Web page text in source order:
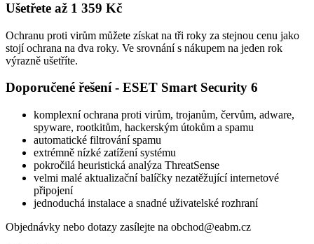
Ušetřete až 1 359 Kč
Ochranu proti virům můžete získat na tři roky za stejnou cenu jako
stojí ochrana na dva roky. Ve srovnání s nákupem na jeden rok
výrazně ušetříte.
Doporučené řešení - ESET Smart Security 6
komplexní ochrana proti virům, trojanům, červům, adware,
spyware, rootkitům, hackerským útokům a spamu
automatické filtrování spamu
extrémně nízké zatížení systému
pokročilá heuristická analýza ThreatSense
velmi malé aktualizační balíčky nezatěžující internetové
připojení
jednoduchá instalace a snadné uživatelské rozhraní
Objednávky nebo dotazy zasílejte na obchod@eabm.cz